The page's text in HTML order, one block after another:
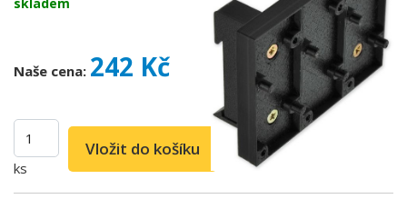
Naše cena: 242 Kč
ks